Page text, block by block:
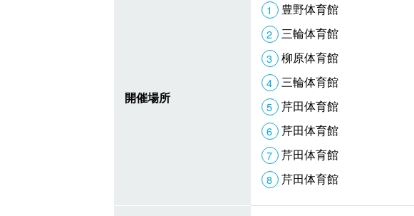
開催場所
豊野体育館
三輪体育館
柳原体育館
三輪体育館
芹田体育館
芹田体育館
芹田体育館
芹田体育館